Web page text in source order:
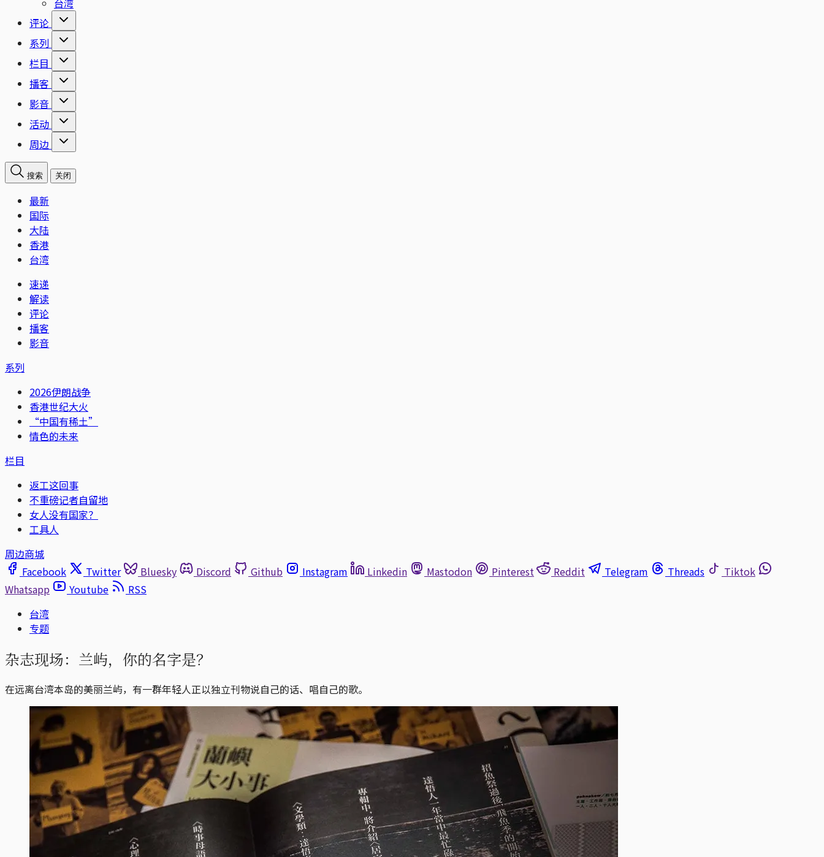
台湾
评论
系列
栏目
播客
影音
活动
周边
搜索 关闭
最新
国际
大陆
香港
台湾
速递
解读
评论
播客
影音
系列
2026伊朗战争
香港世纪大火
“中国有稀土”
情色的未来
栏目
返工这回事
不重磅记者自留地
女人没有国家？
工具人
周边商城
Facebook
Twitter Bluesky Discord Github Instagram Linkedin Mastodon Pinterest Reddit Telegram Threads
Tiktok
Whatsapp
Youtube
RSS
台湾
专题
杂志现场：兰屿，你的名字是？
在远离台湾本岛的美丽兰屿，有一群年轻人正以独立刊物说自己的话、唱自己的歌。